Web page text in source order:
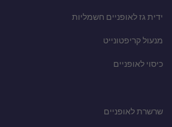
ידית גז לאופניים חשמליות
מנעול קריפטונייט
כיסוי לאופניים
שרשרת לאופניים